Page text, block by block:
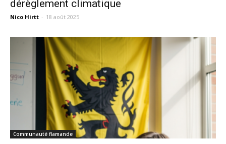
dérèglement climatique
Nico Hirtt - 18 août 2025
Communauté flamande